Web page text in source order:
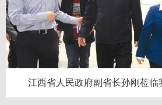
江西省人民政府副省长孙刚莅临